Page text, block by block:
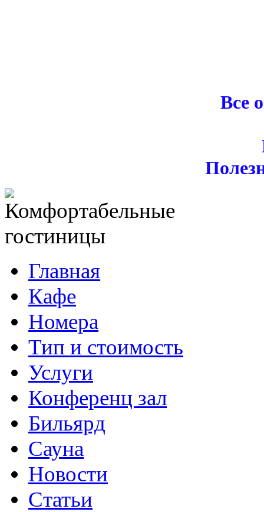
Все
Главная
Кафе
Номера
Тип и стоимость
Услуги
Конференц зал
Бильярд
Сауна
Новости
Статьи